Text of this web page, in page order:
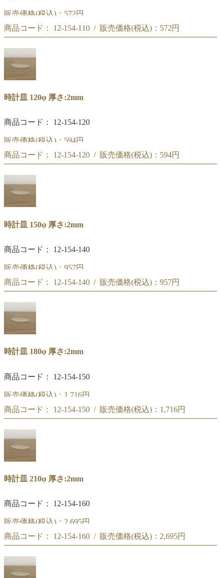
販売価格(税込)： 572円
時計皿 110φ
商品コード： 12-154-110 / 販売価格(税込)： 572円
時計皿 110φ
時計皿 120φ 厚さ:2mm
商品コード： 12-154-120
販売価格(税込)： 594円
時計皿 120φ
商品コード： 12-154-120 / 販売価格(税込)： 594円
時計皿 120φ
時計皿 150φ 厚さ:2mm
商品コード： 12-154-140
販売価格(税込)： 957円
時計皿 150φ
商品コード： 12-154-140 / 販売価格(税込)： 957円
時計皿 150φ
時計皿 180φ 厚さ:2mm
商品コード： 12-154-150
販売価格(税込)： 1,716円
時計皿 180φ
商品コード： 12-154-150 / 販売価格(税込)： 1,716円
時計皿 180φ
時計皿 210φ 厚さ:2mm
商品コード： 12-154-160
販売価格(税込)： 2,695円
時計皿 210φ
商品コード： 12-154-160 / 販売価格(税込)： 2,695円
時計皿 210φ